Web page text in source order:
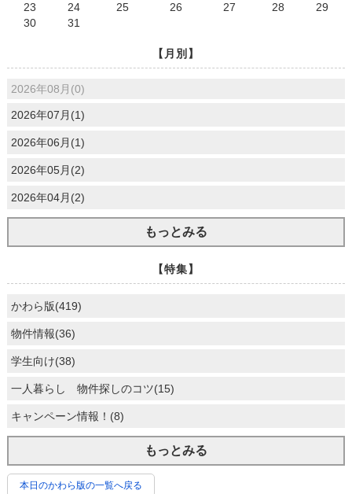
23 24 25 26 27 28
29
30
31
【月別】
2026年08月(0)
2026年07月(1)
2026年06月(1)
2026年05月(2)
2026年04月(2)
もっとみる
【特集】
かわら版(419)
物件情報(36)
学生向け(38)
一人暮らし 物件探しのコツ(15)
キャンペーン情報！(8)
もっとみる
本日のかわら版の一覧へ戻る